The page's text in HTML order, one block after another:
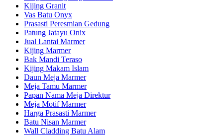
Kijing Granit
Vas Batu Onyx
Prasasti Peresmian Gedung
Patung Jatayu Onix
Jual Lantai Marmer
Kijing Marmer
Bak Mandi Teraso
Kijing Makam Islam
Daun Meja Marmer
Meja Tamu Marmer
Papan Nama Meja Direktur
Meja Motif Marmer
Harga Prasasti Marmer
Batu Nisan Marmer
Wall Cladding Batu Alam